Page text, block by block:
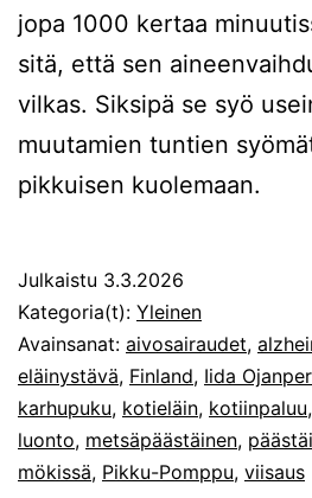
jopa 1000 kertaa
sitä, että sen
vilkas. Siksipä se syö
muutamien tuntien
pikkuisen kuolemaan.
Julkaistu 3.3.2026
Kategoria(t): Yleinen
Avainsanat: aivosairaudet,
eläinystävä, Finland, Iida
karhupuku, kotieläin, kotiinpaluu,
luonto, metsäpäästäinen,
mökissä, Pikku-Pomppu, viisaus